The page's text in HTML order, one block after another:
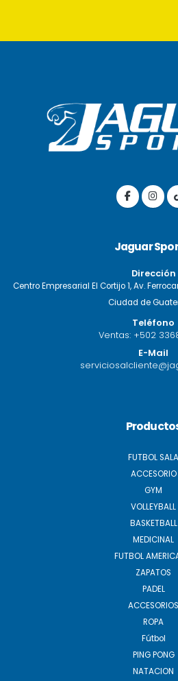
Jaguar
Dirección
Centro Empresarial El Cortijo 1, Av.
Ciudad de
Teléfono
Ventas: +502
E-Mail
FUTBOL SALA
ACCESORIO
GYM
VOLLEYBALL
BASKETBALL
MEDICINAL
FUTBOL
ZAPATOS
PADEL
ACCESORIOS
ROPA
Fútbol
PING PONG
NATACION